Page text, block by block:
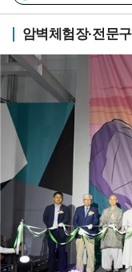
암벽체험장·전문